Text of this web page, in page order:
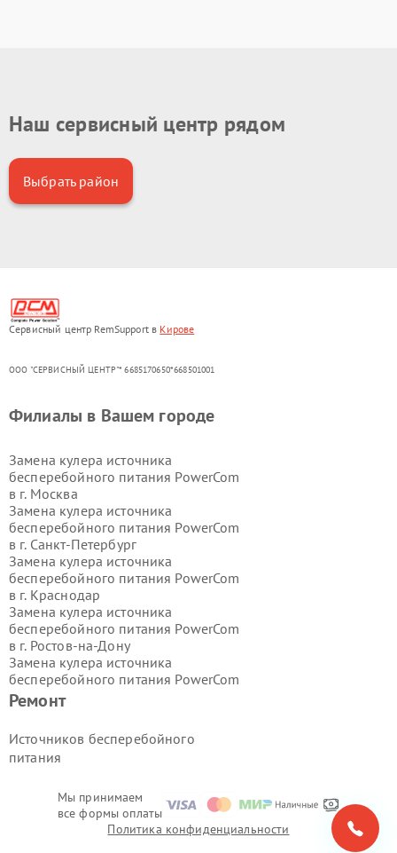
Наш сервисный центр рядом
Выбрать район
Сервисный центр RemSupport в Кирове
ООО "СЕРВИСНЫЙ ЦЕНТР"* 6685170650*668501001
Мы принимаем
все формы оплаты
Ремонт
Источников бесперебойного
питания
Филиалы в Вашем городе
Замена кулера источника
бесперебойного питания PowerCom
в г. Москва
Замена кулера источника
бесперебойного питания PowerCom
в г. Санкт-Петербург
Замена кулера источника
бесперебойного питания PowerCom
в г. Краснодар
Замена кулера источника
бесперебойного питания PowerCom
в г. Ростов-на-Дону
Замена кулера источника
бесперебойного питания PowerCom
в г.Нижний Новгород
бесперебойного питания PowerCom
в г.Новосибирск
Замена кулера источника
Екатеринбург
Замена кулера источника
бесперебойного питания PowerCom
Политика конфиденциальности